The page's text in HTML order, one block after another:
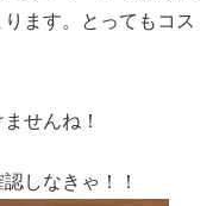
ます。とってもコス
せんね！
しなきゃ！！